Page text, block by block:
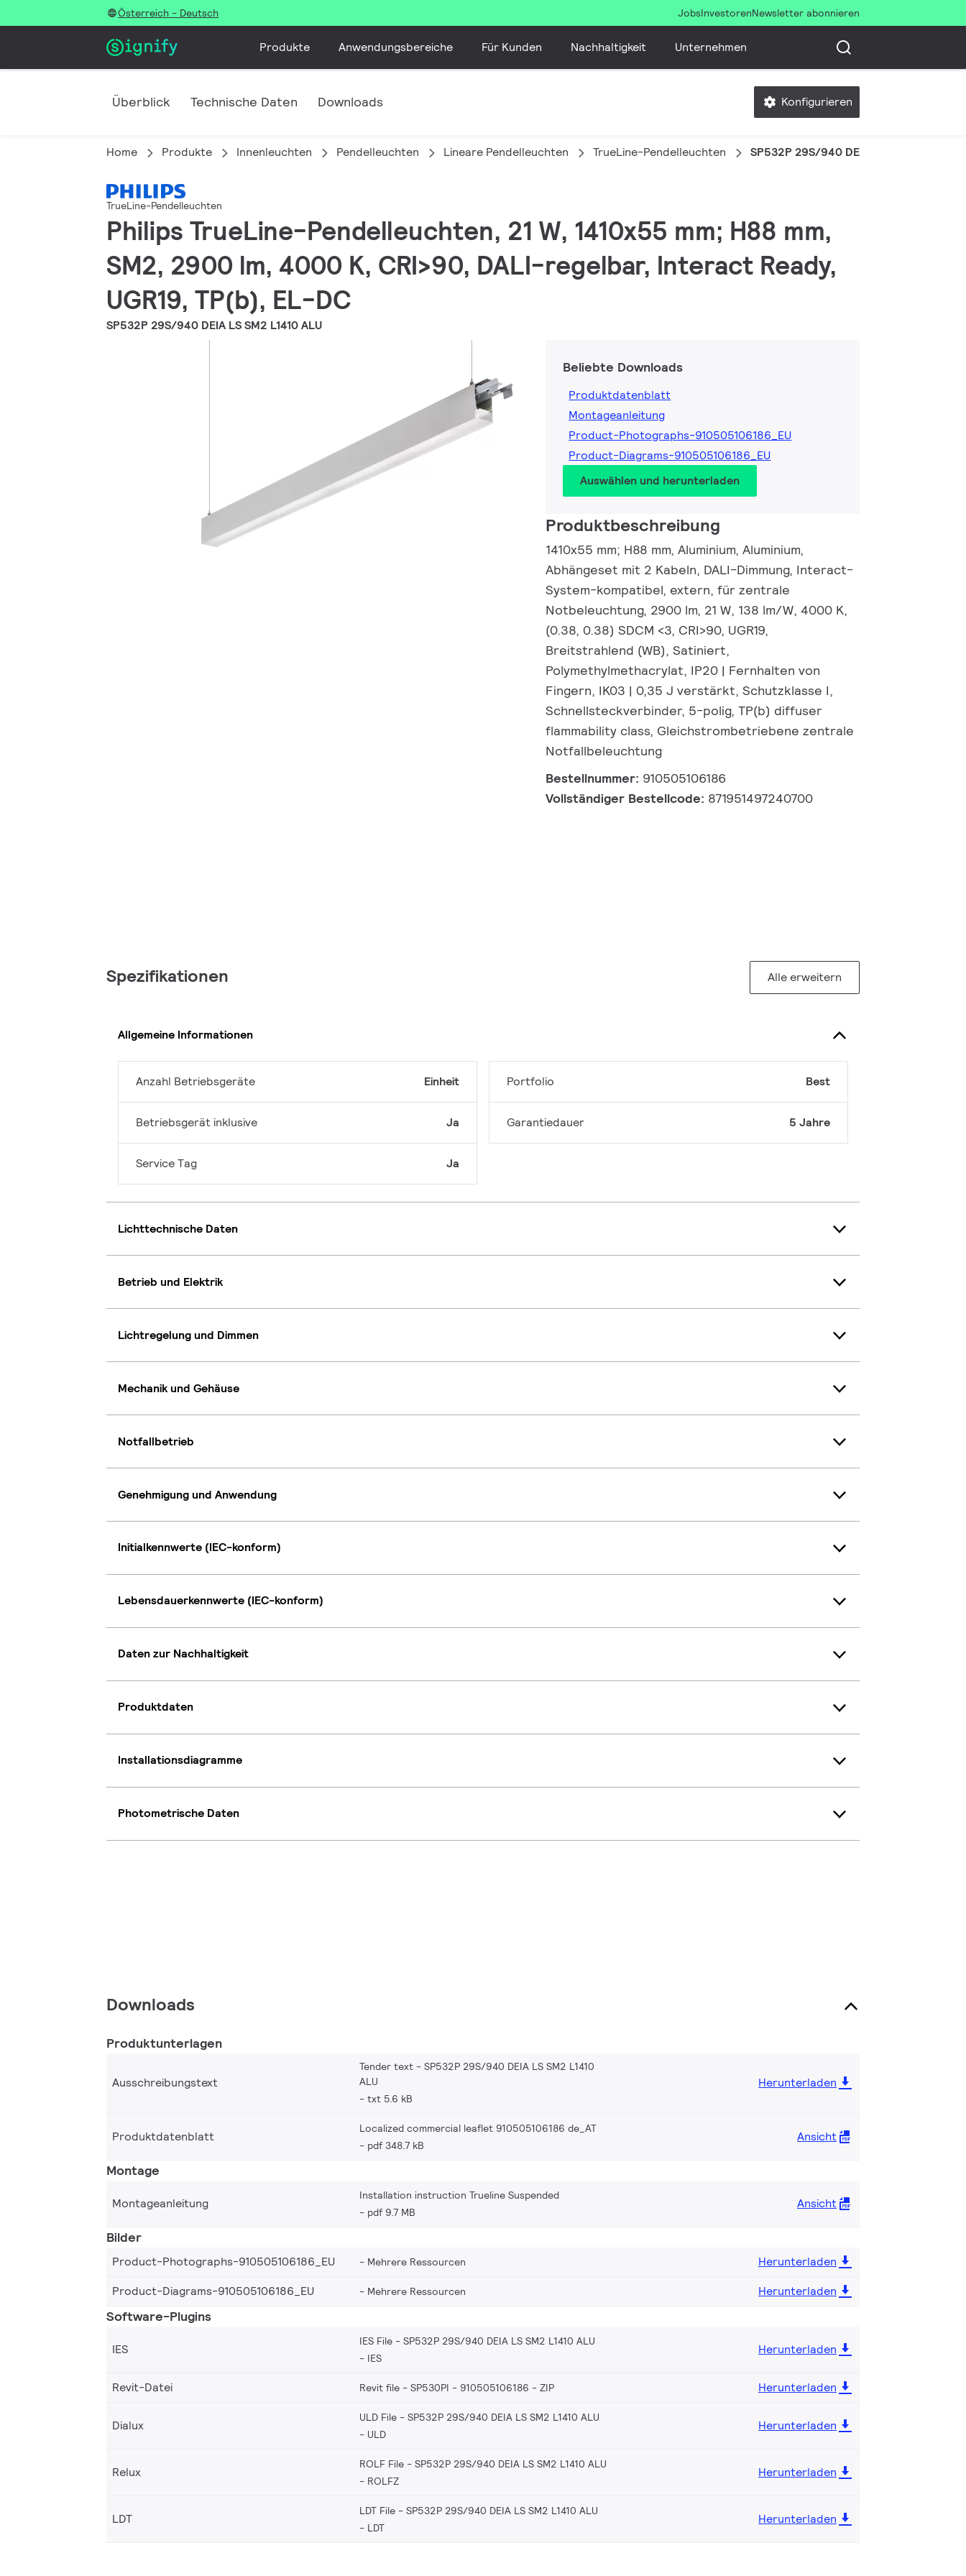
Österreich - Deutsch JobsInvestorenNewsletter abonnieren
Produkte Anwendungsbereiche Für Kunden Nachhaltigkeit Unternehmen
Überblick Technische Daten Downloads Konfigurieren
Home Produkte Innenleuchten Pendelleuchten Lineare Pendelleuchten TrueLine-Pendelleuchten SP532P 29S/940 DEIA LS SM2 L1410 ALU
TrueLine-Pendelleuchten
Philips TrueLine-Pendelleuchten, 21 W, 1410x55 mm; H88 mm,
SM2, 2900 lm, 4000 K, CRI>90, DALI-regelbar, Interact Ready,
UGR19, TP(b), EL-DC
SP532P 29S/940 DEIA LS SM2 L1410 ALU
Beliebte Downloads
Produktdatenblatt
Montageanleitung
Product-Photographs-910505106186_EU
Product-Diagrams-910505106186_EU
Auswählen und herunterladen
Produktbeschreibung
1410x55 mm; H88 mm, Aluminium, Aluminium,
Abhängeset mit 2 Kabeln, DALI-Dimmung, Interact-
System-kompatibel, extern, für zentrale
Notbeleuchtung, 2900 lm, 21 W, 138 lm/W, 4000 K,
(0.38, 0.38) SDCM <3, CRI>90, UGR19,
Breitstrahlend (WB), Satiniert,
Polymethylmethacrylat, IP20 | Fernhalten von
Fingern, IK03 | 0,35 J verstärkt, Schutzklasse I,
Schnellsteckverbinder, 5-polig, TP(b) diffuser
flammability class, Gleichstrombetriebene zentrale
Notfallbeleuchtung
Bestellnummer: 910505106186
Vollständiger Bestellcode: 871951497240700
Spezifikationen Alle erweitern
Allgemeine Informationen
Anzahl Betriebsgeräte Einheit
Betriebsgerät inklusive Ja
Service Tag Ja
Portfolio Best
Garantiedauer 5 Jahre
Lichttechnische Daten
Betrieb und Elektrik
Lichtregelung und Dimmen
Mechanik und Gehäuse
Notfallbetrieb
Genehmigung und Anwendung
Initialkennwerte (IEC-konform)
Lebensdauerkennwerte (IEC-konform)
Daten zur Nachhaltigkeit
Produktdaten
Installationsdiagramme
Photometrische Daten
Downloads
Produktunterlagen
Ausschreibungstext
Tender text - SP532P 29S/940 DEIA LS SM2 L1410
ALU
txt 5.6 kB
Herunterladen
Produktdatenblatt
Localized commercial leaflet 910505106186 de_AT
pdf 348.7 kB
Ansicht
Montage
Montageanleitung
Installation instruction Trueline Suspended
pdf 9.7 MB
Ansicht
Bilder
Product-Photographs-910505106186_EU Mehrere Ressourcen
Herunterladen
Product-Diagrams-910505106186_EU
Mehrere Ressourcen Herunterladen
Software-Plugins
IES
IES File - SP532P 29S/940 DEIA LS SM2 L1410 ALU
IES
Herunterladen
Revit-Datei Revit file - SP530PI - 910505106186 ZIP Herunterladen
Dialux
ULD File - SP532P 29S/940 DEIA LS SM2 L1410 ALU
ULD
Herunterladen
Relux
ROLF File - SP532P 29S/940 DEIA LS SM2 L1410 ALU
ROLFZ
Herunterladen
LDT
LDT File - SP532P 29S/940 DEIA LS SM2 L1410 ALU
LDT
Herunterladen